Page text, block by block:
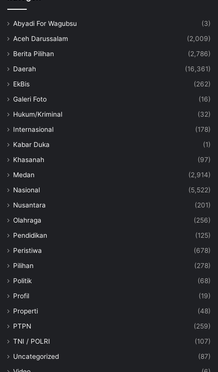
Abyadi For Wagubsu
(3)
Aceh Darussalam
(2,009)
Berita Pilihan
(2,786)
Daerah
(16,361)
EkBis
(262)
Galeri Foto
(16)
Hukum/Kriminal
(32)
Internasional
(178)
Kabar Duka
(1)
Khasanah
(97)
Medan
(2,914)
Nasional
(5,522)
Nusantara
(201)
Olahraga
(256)
Pendidikan
(125)
Peristiwa
(678)
Pilihan
(278)
Politik
(68)
Profil
(19)
Properti
(48)
PTPN
(259)
TNI / POLRI
(107)
Uncategorized
(87)